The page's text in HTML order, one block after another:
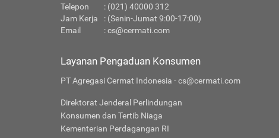
Telepon
: (021) 40000 312
Jam Kerja
: (Senin-Jumat 9:00-17:00)
Email
:cs@cermati.com
Layanan Pengaduan Konsumen
PT Agregasi Cermat Indonesia - cs@cermati.com
Direktorat Jenderal Perlindungan
Konsumen dan Tertib Niaga
Kementerian Perdagangan RI